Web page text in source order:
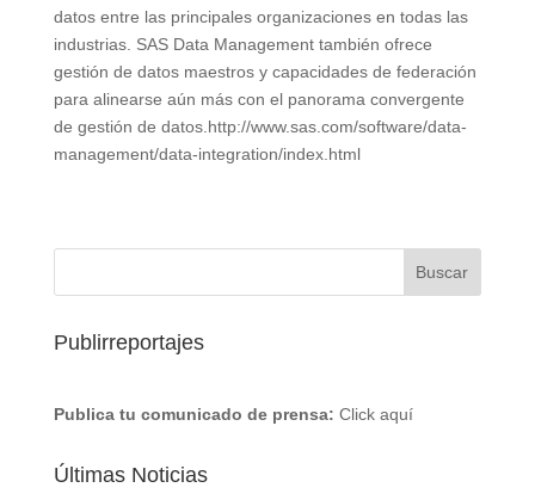
datos entre las principales organizaciones en todas las
industrias. SAS Data Management también ofrece
gestión de datos maestros y capacidades de federación
para alinearse aún más con el panorama convergente
de gestión de datos.http://www.sas.com/software/data-
management/data-integration/index.html
Publirreportajes
Publica tu comunicado de prensa: Click aquí
Últimas Noticias